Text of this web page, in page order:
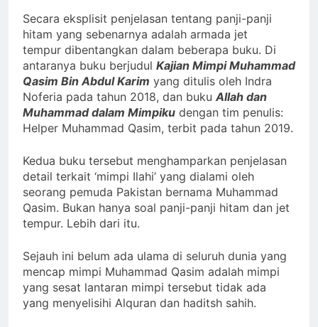
Secara eksplisit penjelasan tentang panji-panji
hitam yang sebenarnya adalah armada jet
tempur dibentangkan dalam beberapa buku. Di
antaranya buku berjudul Kajian Mimpi Muhammad
Qasim Bin Abdul Karim yang ditulis oleh Indra
Noferia pada tahun 2018, dan buku Allah dan
Muhammad dalam Mimpiku dengan tim penulis:
Helper Muhammad Qasim, terbit pada tahun 2019.
Kedua buku tersebut menghamparkan penjelasan
detail terkait ‘mimpi Ilahi’ yang dialami oleh
seorang pemuda Pakistan bernama Muhammad
Qasim. Bukan hanya soal panji-panji hitam dan jet
tempur. Lebih dari itu.
Sejauh ini belum ada ulama di seluruh dunia yang
mencap mimpi Muhammad Qasim adalah mimpi
yang sesat lantaran mimpi tersebut tidak ada
yang menyelisihi Alquran dan haditsh sahih.